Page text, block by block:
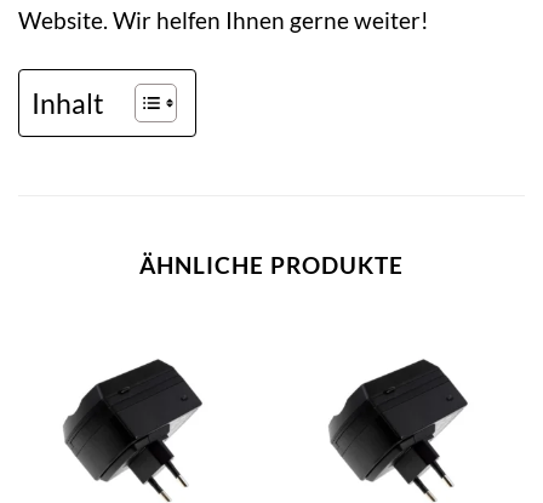
Website. Wir helfen Ihnen gerne weiter!
Inhalt
ÄHNLICHE PRODUKTE